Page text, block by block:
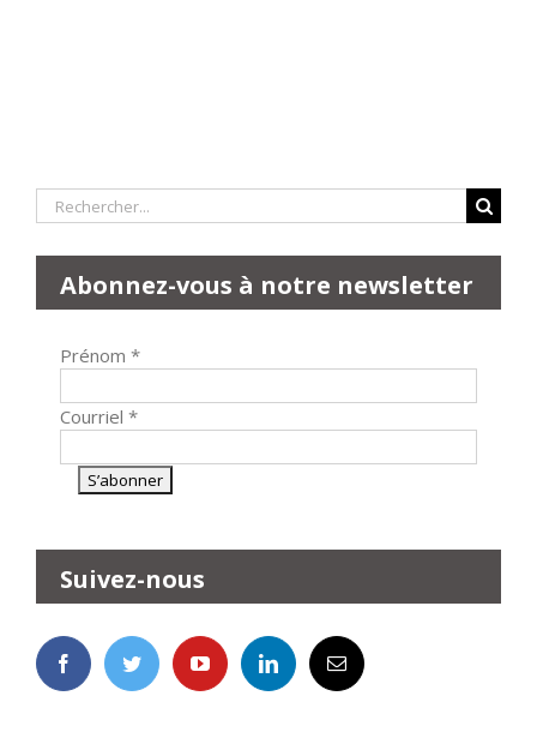
Rechercher:
Abonnez-vous à notre newsletter
Prénom *
Courriel *
Suivez-nous